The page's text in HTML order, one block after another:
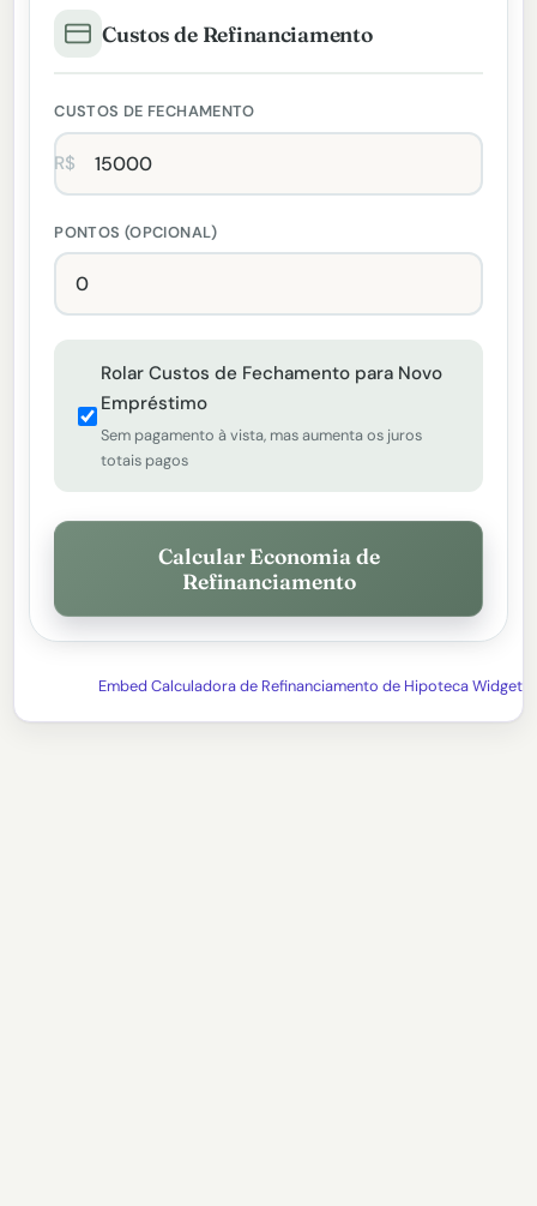
Custos de Refinanciamento
CUSTOS DE FECHAMENTO
R$
PONTOS (OPCIONAL)
Rolar Custos de Fechamento para Novo
Empréstimo
Sem pagamento à vista, mas aumenta os juros
totais pagos
Calcular Economia de
Refinanciamento
Embed Calculadora de Refinanciamento de Hipoteca Widget